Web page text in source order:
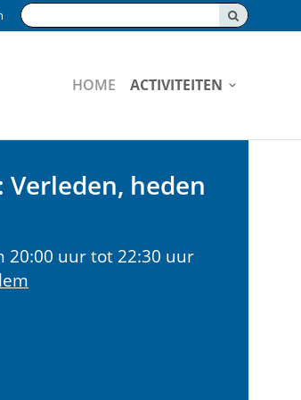
Zoeken:
HOME ACTIVITEITEN
heden
20:00 uur tot 22:30 uur